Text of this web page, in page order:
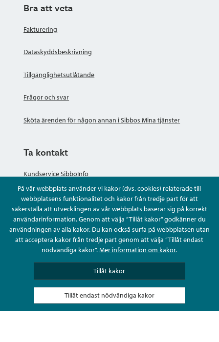
På vår webbplats använder vi kakor (dvs. cookies) relaterade till
webbplatsens funktionalitet och kakor från tredje part för att
säkerställa att utvecklingen av vår webbplats baserar sig på korrekt
användarinformation. Genom att välja ”Tillåt kakor” godkänner du
användningen av alla kakor. Du kan också surfa på webbplatsen utan
att acceptera kakor från tredje part genom att välja ”Tillåt endast
nödvändiga kakor”.Mer information om kakor.
Tillåt kakor
Tillåt endast nödvändiga kakor
Bra att veta
Fakturering
Dataskyddsbeskrivning
Tillgänglighetsutlåtande
Frågor och svar
Sköta ärenden för någon annan i Sibbos Mina tjänster
Ta kontakt
Kundservice SibboInfo
Ge anonym respons
Ställ en fråga eller sköta ditt ärende
Kontaktuppgifter